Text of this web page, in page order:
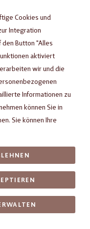
Cookies und
Integration
den Button "Alles
aktiviert
wir und die
Informationen zu
können Sie in
Sie können Ihre